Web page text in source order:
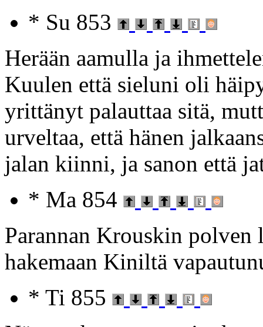
* Su 853
Herään aamulla ja
Kuulen että sieluni oli
yrittänyt palauttaa sitä,
urveltaa, että hänen
jalan kiinni, ja sanon että
* Ma 854
Parannan Krouskin
hakemaan Kiniltä
* Ti 855